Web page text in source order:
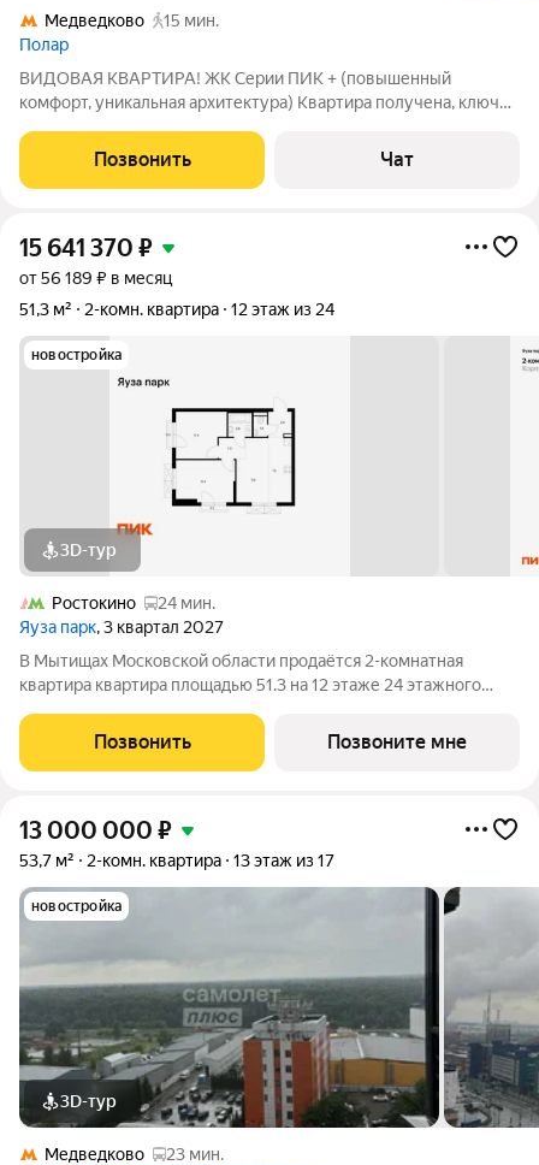
Медведково
15 мин.
Полар
ВИДОВАЯ КВАРТИРА! ЖК Серии ПИК + (повышенный
комфорт, уникальная архитектура) Квартира получена, ключи
1 комнатная квартира (или евродвушка) в корп.1.1., общей
площадью 35 кв.м. Расположена на
Позвонить Чат
15 641 370 ₽
от 56 189 ₽ в месяц
51,3 м²
2-комн. квартира 12 этаж из 24
новостройка
3D-тур
Ростокино
24 мин.
Яуза парк, 3 квартал 2027
В Мытищах Московской области продаётся 2-комнатная
квартира квартира площадью 51.3 на 12 этаже 24 этажного
расположение 5 минут пешком до ж/д станции Мытищи и 20
минут на автомобиле до
Позвонить Позвоните мне
13 000 000 ₽
53,7 м² 2-комн. квартира 13 этаж из 17
новостройка
3D-тур
Медведково
23 мин.